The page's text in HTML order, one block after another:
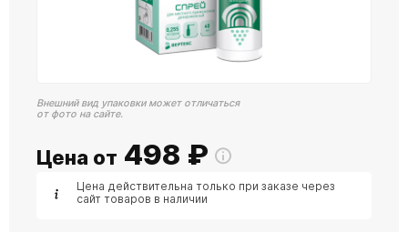
Внешний вид упаковки может отличаться
от фото на сайте.
Цена от 498 ₽
Цена действительна только при заказе через
сайт товаров в наличии